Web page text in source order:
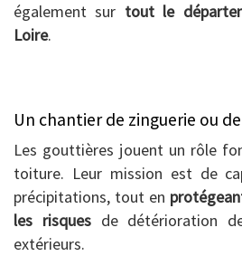
également sur tout le
Loire.
Un chantier de zinguerie ou
Les gouttières jouent un rôle
toiture. Leur mission est de
précipitations, tout en
les risquesde détérioration
extérieurs.